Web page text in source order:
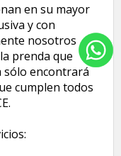
en su mayor
y con
nosotros
prenda que
sólo encontrará
cumplen todos